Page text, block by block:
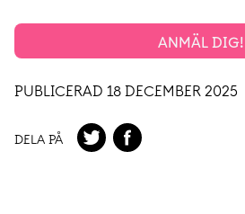
ANMÄL DIG!
PUBLICERAD 18 DECEMBER 2025
DELA PÅ